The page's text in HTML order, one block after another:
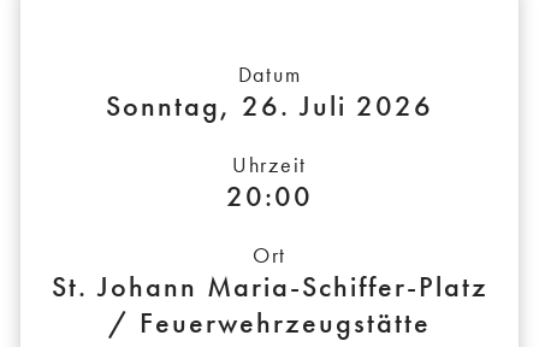
Datum
Sonntag, 26. Juli 2026
Uhrzeit
20:00
Ort
St. Johann Maria-Schiffer-Platz
/ Feuerwehrzeugstätte